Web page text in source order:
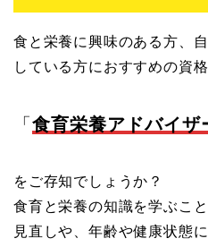
食と栄養に興味のある方、
している方におすすめの資格
「 食育栄養アドバイザ
をご存知でしょうか？
食育と栄養の知識を学ぶこ
見直しや、年齢や健康状態